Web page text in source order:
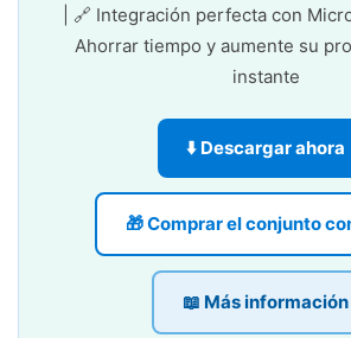
| 🔗 Integración perfecta con
Ahorrar tiempo y aumente su
instante
⬇️ Descargar ahora
🎁 Comprar el conjunto
📖 Más información